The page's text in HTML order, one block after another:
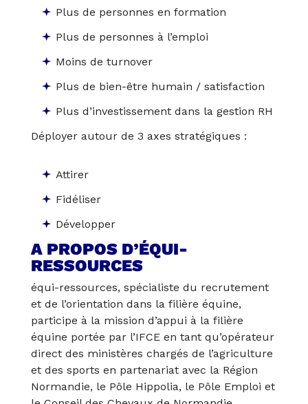
Plus de personnes en formation
Plus de personnes à l’emploi
Moins de turnover
Plus de bien-être humain / satisfaction
Plus d’investissement dans la gestion RH
Déployer autour de 3 axes stratégiques :
Attirer
Fidéliser
Développer
A PROPOS D’ÉQUI-
RESSOURCES
équi-ressources, spécialiste du recrutement
et de l’orientation dans la filière équine,
participe à la mission d’appui à la filière
équine portée par l’IFCE en tant qu’opérateur
direct des ministères chargés de l’agriculture
et des sports en partenariat avec la Région
Normandie, le Pôle Hippolia, le Pôle Emploi et